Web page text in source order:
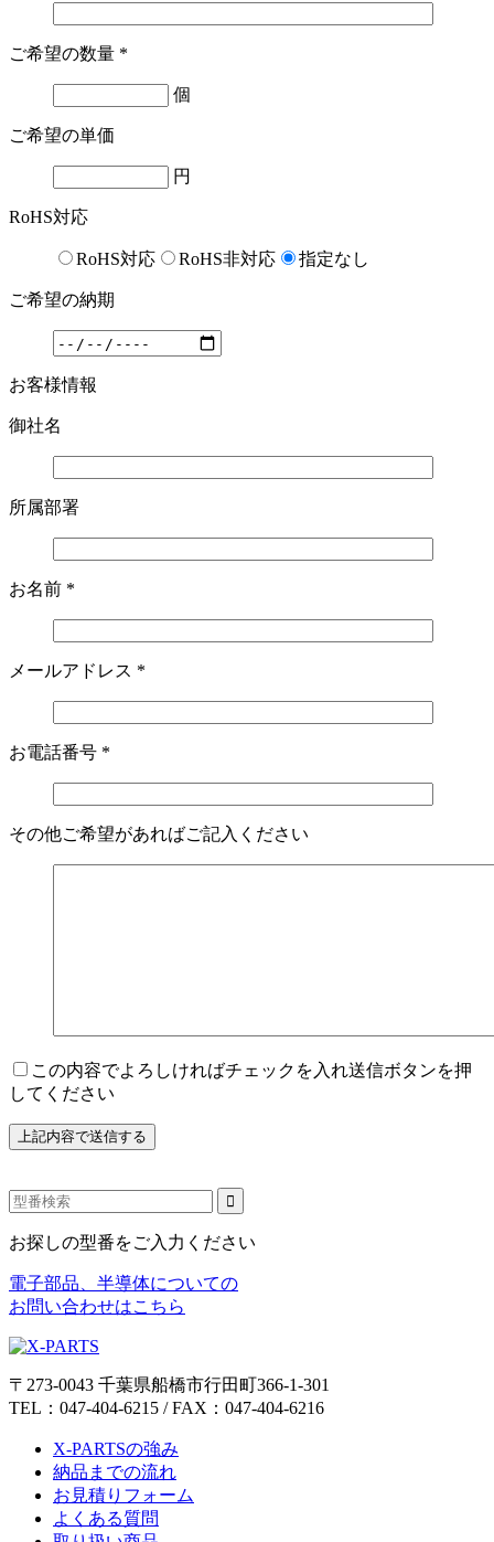
ご希望の数量 *
個
ご希望の単価
円
RoHS対応
RoHS対応 RoHS非対応 指定なし
ご希望の納期
お客様情報
御社名
所属部署
お名前 *
メールアドレス *
お電話番号 *
その他ご希望があればご記入ください
この内容でよろしければチェックを入れ送信ボタンを押
してください
お探しの型番をご入力ください
電子部品、半導体についての
お問い合わせはこちら
〒273-0043 千葉県船橋市行田町366-1-301
TEL：047-404-6215 / FAX：047-404-6216
X-PARTSの強み
納品までの流れ
お見積りフォーム
よくある質問